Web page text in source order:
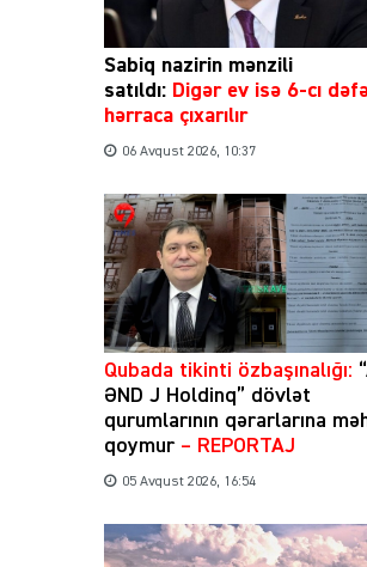
Sabiq nazirin mənzili
satıldı: Digər ev isə 6-cı
hərraca çıxarılır
06 Avqust 2026, 10:37
Qubada tikinti özbaşınalığı:
ƏND J Holdinq” dövlət
qurumlarının qərarlarına
qoymur – REPORTAJ
05 Avqust 2026, 16:54